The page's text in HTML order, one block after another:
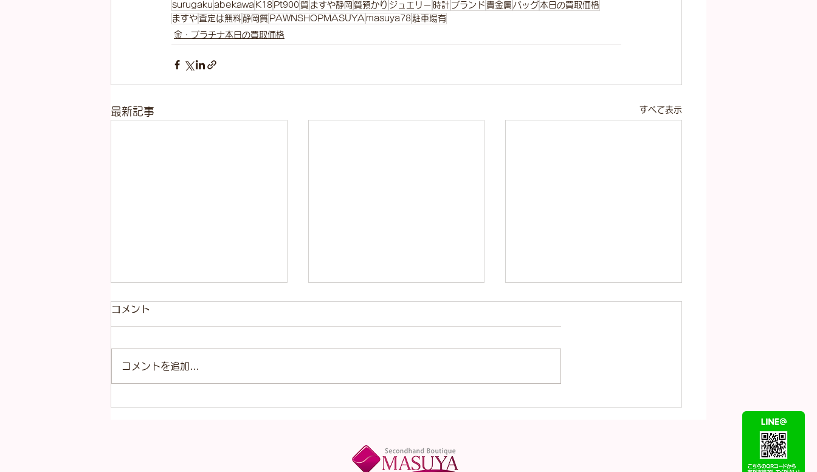
surugaku abekawa K18 Pt900質 ますや静岡 質預かり ジュエリー 時計 ブランド 貴金属 バッグ 本日の買取価格
ますや 査定は無料 静岡質 PAWNSHOPMASUYA masuya78 駐車場有
金・プラチナ本日の買取価格
最新記事 すべて表示
本日（8月4日）の金
本日（8月1日）の金
（Pt900）の買取価格！
本日（7月31日）の金
コメント
コメントを追加…